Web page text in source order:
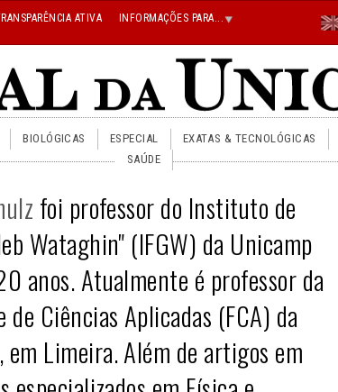
ATIVA INFORMAÇÕES PARA... Menu
BIOLÓGICAS ESPECIAL EXATAS & TECNOLÓGICAS
SAÚDE
foi professor do Instituto de
Wataghin" (IFGW) da Unicamp
anos. Atualmente é professor da
de Ciências Aplicadas (FCA) da
em Limeira. Além de artigos em